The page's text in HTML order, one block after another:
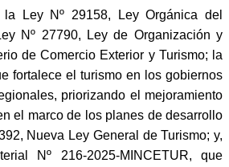
la Ley Nº 29158, Ley Orgánica del
Nº 27790, Ley de Organización y
de Comercio Exterior y Turismo; la
fortalece el turismo en los gobiernos
priorizando el mejoramiento
el marco de los planes de desarrollo
Nueva Ley General de Turismo; y,
Nº 216-2025-MINCETUR, que